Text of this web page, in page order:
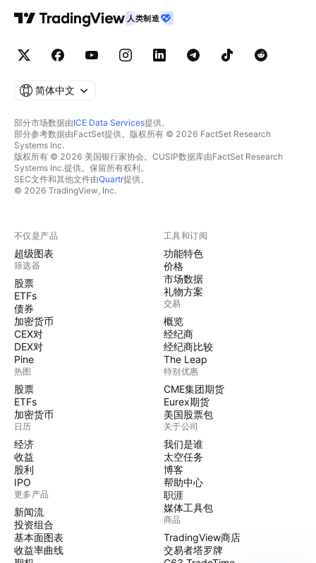
人类制造
简体中文
部分市场数据由ICE Data Services提供。
部分参考数据由FactSet提供。版权所有 © 2026 FactSet Research
Systems Inc.
版权所有 © 2026 美国银行家协会。CUSIP数据库由FactSet Research
Systems Inc.提供。保留所有权利。
SEC文件和其他文件由Quartr提供。
© 2026 TradingView, Inc.
不仅是产品
超级图表
筛选器
股票
ETFs
债券
加密货币
CEX对
DEX对
Pine
热图
股票
ETFs
加密货币
日历
经济
收益
股利
IPO
更多产品
新闻流
投资组合
基本面图表
收益率曲线
工具和订阅
功能特色
价格
市场数据
礼物方案
交易
概览
经纪商
经纪商比较
The Leap
特别优惠
CME集团期货
Eurex期货
美国股票包
关于公司
我们是谁
太空任务
博客
帮助中心
职涯
媒体工具包
商品
TradingView商店
交易者塔罗牌